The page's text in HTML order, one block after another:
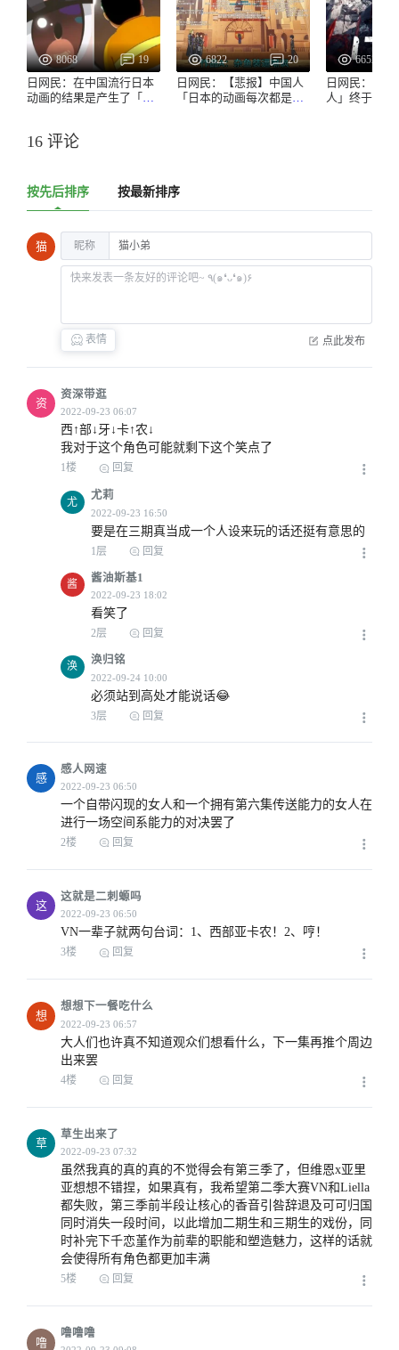
8068 19
日网民：在中国流行日本
动画的结果是产生了「胖
6822 20
日网民：【悲报】中国人
「日本的动画每次都是一
6652
日网民：【
人」终于被
16 评论
按先后排序 按最新排序
猫 昵称
表情 点此发布
资
资深带逛
西↑部↓牙↓卡↑农↓
我对于这个角色可能就剩下这个笑点了
1楼 回复
尤
尤莉
要是在三期真当成一个人设来玩的话还挺有意思的
1层 回复
酱
酱油斯基1
看笑了
2层 回复
涣
涣归铭
必须站到高处才能说话😂
3层 回复
感
感人网速
一个自带闪现的女人和一个拥有第六集传送能力的女人在
进行一场空间系能力的对决罢了
2楼 回复
这
这就是二刺螈吗
VN一辈子就两句台词：1、西部亚卡农！2、哼！
3楼 回复
想
想想下一餐吃什么
大人们也许真不知道观众们想看什么，下一集再推个周边
出来罢
4楼 回复
草
草生出来了
虽然我真的真的真的不觉得会有第三季了，但维恩x亚里
亚想想不错捏，如果真有，我希望第二季大赛VN和Liella
都失败，第三季前半段让核心的香音引咎辞退及可可归国
同时消失一段时间，以此增加二期生和三期生的戏份，同
时补完下千恋堇作为前辈的职能和塑造魅力，这样的话就
会使得所有角色都更加丰满
5楼 回复
噜
噜噜噜